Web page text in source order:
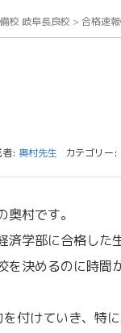
校 岐阜長良校 > 合格速
者: 奥村先生 カテゴリー:
村です。
済学部に合格し
を決めるのに時
付けていき、特